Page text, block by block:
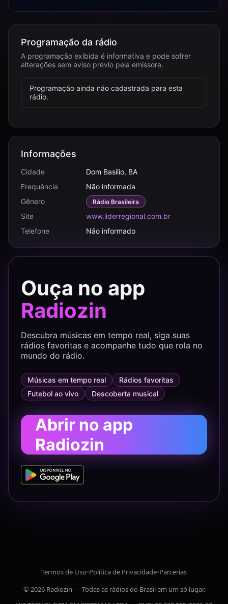
Programação da rádio
A programação exibida é informativa e pode sofrer
alterações sem aviso prévio pela emissora.
Programação ainda não cadastrada para esta
rádio.
Informações
Cidade
Dom Basílio, BA
Frequência
Não informada
Gênero
Rádio Brasileira
Site
www.liderregional.com.br
Telefone
Não informado
Ouça no app
Radiozin
Descubra músicas em tempo real, siga suas
rádios favoritas e acompanhe tudo que rola no
mundo do rádio.
Músicas em tempo real
Rádios favoritas
Futebol ao vivo
Descoberta musical
Abrir no app
Radiozin
Termos de Uso•Política de Privacidade•Parcerias
© 2026 Radiozin — Todas as rádios do Brasil em um só lugar.